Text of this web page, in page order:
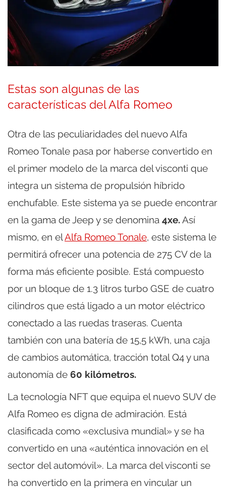
Estas son algunas de las
características del Alfa Romeo
Otra de las peculiaridades del nuevo Alfa
Romeo Tonale pasa por haberse convertido en
el primer modelo de la marca del visconti que
integra un sistema de propulsión híbrido
enchufable. Este sistema ya se puede encontrar
en la gama de Jeep y se denomina 4xe.Así
mismo, en elAlfa Romeo Tonale, este sistema le
permitirá ofrecer una potencia de 275 CV de la
forma más eficiente posible. Está compuesto
por un bloque de 1.3 litros turbo GSE de cuatro
cilindros que está ligado a un motor eléctrico
conectado a las ruedas traseras. Cuenta
también con una batería de 15,5 kWh, una caja
de cambios automática, tracción total Q4 y una
autonomía de 60 kilómetros.
La tecnología NFT que equipa el nuevo SUV de
Alfa Romeo es digna de admiración. Está
clasificada como «exclusiva mundial» y se ha
convertido en una «auténtica innovación en el
sector del automóvil». La marca del visconti se
ha convertido en la primera en vincular un